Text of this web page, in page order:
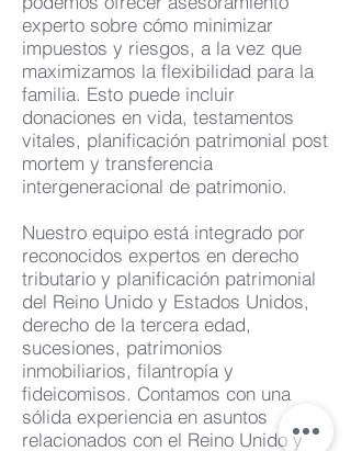
experto sobre cómo minimizar
impuestos y riesgos, a la vez que
maximizamos la flexibilidad para la
familia. Esto puede incluir
donaciones en vida, testamentos
vitales, planificación patrimonial post
mortem y transferencia
intergeneracional de patrimonio.
Nuestro equipo está integrado por
reconocidos expertos en derecho
tributario y planificación patrimonial
del Reino Unido y Estados Unidos,
derecho de la tercera edad,
sucesiones, patrimonios
inmobiliarios, filantropía y
fideicomisos. Contamos con una
sólida experiencia en asuntos
relacionados con el Reino Unido y